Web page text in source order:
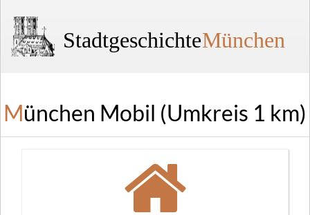
StadtgeschichteMünchen
München Mobil (Umkreis 1 km)